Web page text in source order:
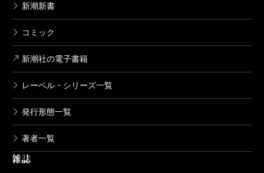
新潮新書
コミック
新潮社の電子書籍
レーベル・シリーズ一覧
発行形態一覧
著者一覧
雑誌